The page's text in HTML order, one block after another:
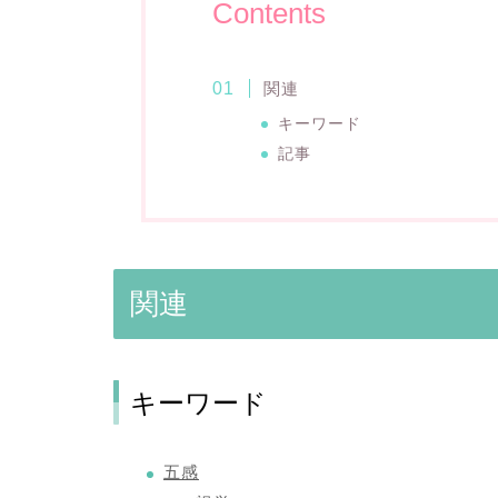
Contents
関連
キーワード
記事
関連
キーワード
五感